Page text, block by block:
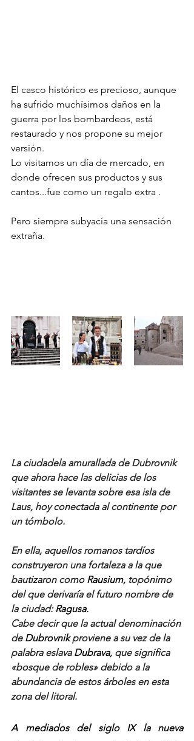
El casco histórico es precioso, aunque
ha sufrido muchísimos daños en la
guerra por los bombardeos, está
restaurado y nos propone su mejor
versión.
Lo visitamos un día de mercado, en
donde ofrecen sus productos y sus
cantos...fue como un regalo extra .
Pero siempre subyacía una sensación
extraña.
La ciudadela amurallada de Dubrovnik
que ahora hace las delicias de los
visitantes se levanta sobre esa isla de
Laus, hoy conectada al continente por
un tómbolo.
En ella, aquellos romanos tardíos
construyeron una fortaleza a la que
bautizaron como Rausium, topónimo
del que derivaría el futuro nombre de
la ciudad: Ragusa.
Cabe decir que la actual denominación
de Dubrovnik proviene a su vez de la
palabra eslava Dubrava, que significa
«bosque de robles» debido a la
abundancia de estos árboles en esta
zona del litoral.
A mediados del siglo IX la nueva